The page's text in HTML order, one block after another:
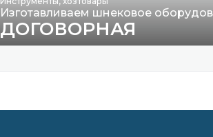
Изготавливаем шнековое
ДОГОВОРНАЯ